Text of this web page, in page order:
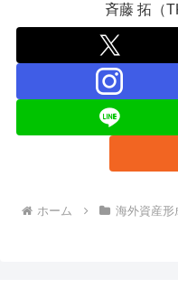
斉藤 拓（
ホーム 海外資産形